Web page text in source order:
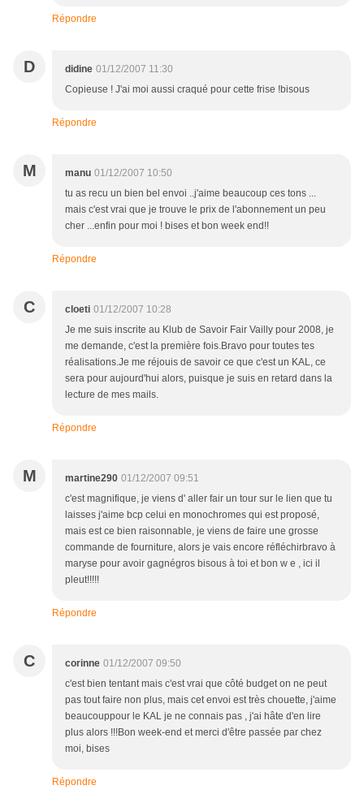
Répondre
D didine 01/12/2007 11:30
Copieuse ! J'ai moi aussi craqué pour cette frise !bisous
Répondre
M manu 01/12/2007 10:50
tu as recu un bien bel envoi ..j'aime beaucoup ces tons ...
mais c'est vrai que je trouve le prix de l'abonnement un peu
cher ...enfin pour moi ! bises et bon week end!!
Répondre
C cloeti 01/12/2007 10:28
Je me suis inscrite au Klub de Savoir Fair Vailly pour 2008, je
me demande, c'est la première fois.Bravo pour toutes tes
réalisations.Je me réjouis de savoir ce que c'est un KAL, ce
sera pour aujourd'hui alors, puisque je suis en retard dans la
lecture de mes mails.
Répondre
M martine290 01/12/2007 09:51
c'est magnifique, je viens d' aller fair un tour sur le lien que tu
laisses j'aime bcp celui en monochromes qui est proposé,
mais est ce bien raisonnable, je viens de faire une grosse
commande de fourniture, alors je vais encore réfléchirbravo à
maryse pour avoir gagnégros bisous à toi et bon w e , ici il
pleut!!!!!
Répondre
C corinne 01/12/2007 09:50
c'est bien tentant mais c'est vrai que côté budget on ne peut
pas tout faire non plus, mais cet envoi est très chouette, j'aime
beaucouppour le KAL je ne connais pas , j'ai hâte d'en lire
plus alors !!!Bon week-end et merci d'être passée par chez
moi, bises
Répondre